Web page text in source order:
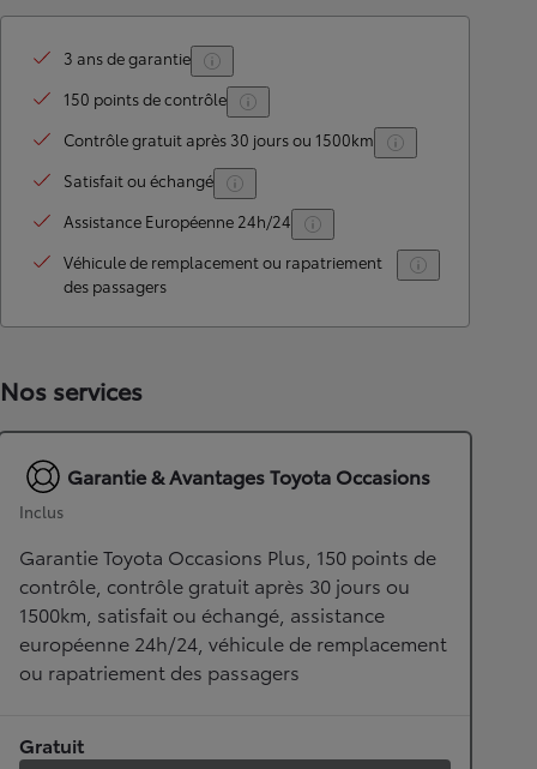
3 ans de garantie
150 points de contrôle
Contrôle gratuit après 30 jours ou 1500km
Satisfait ou échangé
Assistance Européenne 24h/24
Véhicule de remplacement ou rapatriement
des passagers
Nos services
Garantie & Avantages Toyota Occasions
Inclus
Garantie Toyota Occasions Plus, 150 points de
contrôle, contrôle gratuit après 30 jours ou
1500km, satisfait ou échangé, assistance
européenne 24h/24, véhicule de remplacement
ou rapatriement des passagers
Gratuit